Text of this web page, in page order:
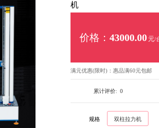
机
价格： 43000.00 元
满元优惠(限时)： 惠品满60元包邮
累计评价: 0
规格 双柱拉力机